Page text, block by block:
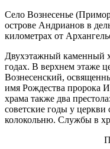
Село Вознесенье
острове Андрианов в
километрах от
Двухэтажный каменный
годах. В верхнем этаже
Вознесенский,
имя Рождества пророка
храма также два
советские годы у
колокольню. Службы в